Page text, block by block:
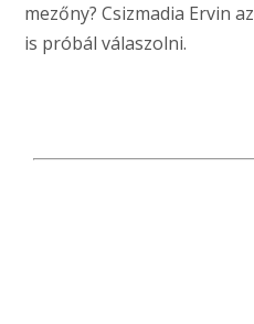
mezőny? Csizmadia Ervin az
is próbál válaszolni.